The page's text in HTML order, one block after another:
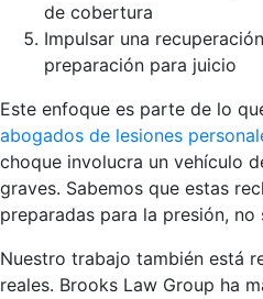
de cobertura
Impulsar una
preparación para juicio
Este enfoque es parte de lo
abogados de lesiones
choque involucra un vehículo
graves. Sabemos que estas
preparadas para la presión,
Nuestro trabajo también está
reales. Brooks Law Group ha